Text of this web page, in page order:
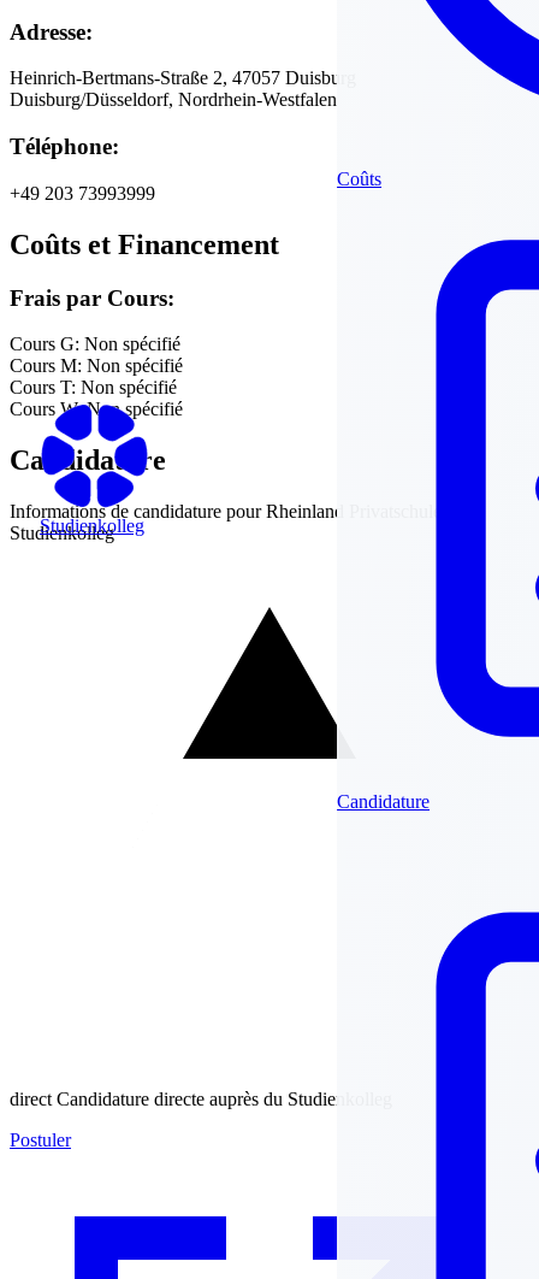
Studienkolleg
Coûts
Candidature
Adresse:
Heinrich-Bertmans-Straße 2, 47057 Duisburg
Duisburg/Düsseldorf, Nordrhein-Westfalen
Téléphone:
+49 203 73993999
Coûts et Financement
Frais par Cours:
Cours G: Non spécifié
Cours M: Non spécifié
Cours T: Non spécifié
Cours W:Non spécifié
Candidature
Informations de candidature pourRheinland Privatschule -
Studienkolleg
direct Candidature directe auprès du Studienkolleg
Postuler